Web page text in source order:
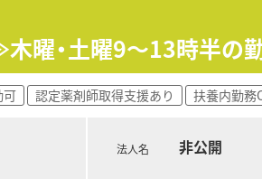
いて】
据えた増員募集であり、最大残り2
や人間性を重視しており、周囲のス
中長期的な目線で患者様に寄り添う
、注射剤調剤や看取りまで対応する高
士も在籍しており、職種の垣根を越
曜・土曜9～13時半の
可 認定薬剤師取得支援あり 扶養内勤務
法人名 非公開